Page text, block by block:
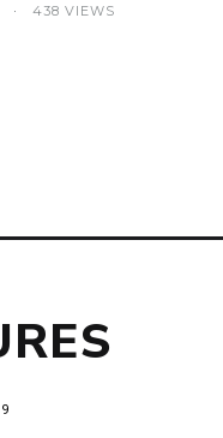
438 VIEWS